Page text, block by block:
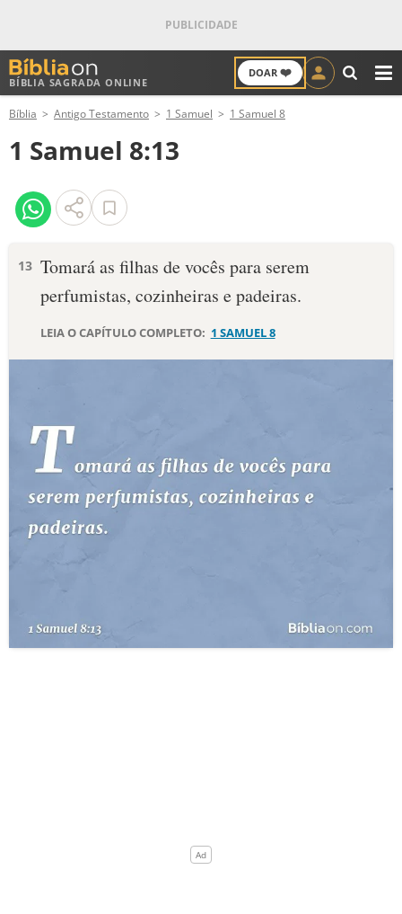
BÍBLIA SAGRADA ONLINE
DOAR ❤️
ANTIGO TESTAMENTO
NOVO TESTAMENTO
VERSÍCULOS
PALAVRA DO DIA
10 MANDAMENTOS
ESTUDOS BÍBLICOS
ESBOÇOS DE PREGAÇÃO
PERGUNTE À BÍBLIA
Bíblia Antigo Testamento 1 Samuel 1 Samuel 8
1 Samuel 8:13
13 Tomará as filhas de vocês para serem
perfumistas, cozinheiras e padeiras.
LEIA O CAPÍTULO COMPLETO: 1 SAMUEL 8